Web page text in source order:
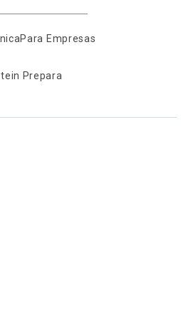
Para Empresas
Prepara